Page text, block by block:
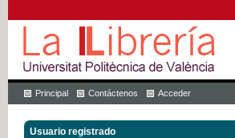
Principal Contáctenos Acceder
Usuario registrado